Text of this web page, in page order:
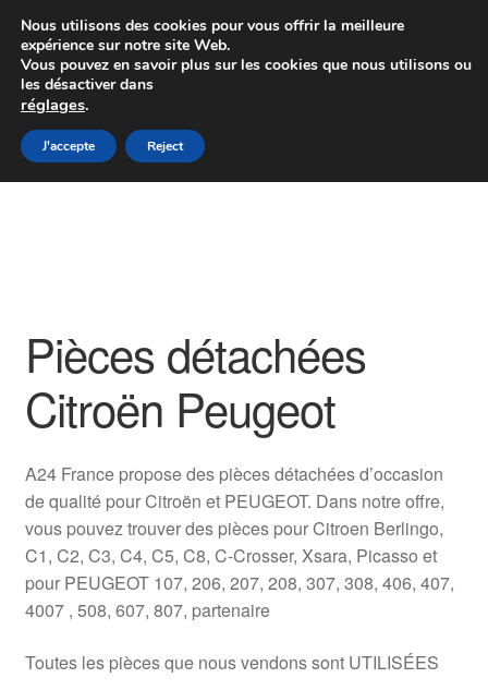
Colissimo livraison à partir de 7 EUR
Du lundi au vendredi de 9 h à 16 h
Aller
à
Aller
au
Contact
Livraison internationale
Mon compte
Paiements
Panier
Pièces détachées
Citroën Peugeot
A24 France propose des pièces détachées d’occasion
de qualité pour Citroën et PEUGEOT. Dans notre offre,
vous pouvez trouver des pièces pour Citroen Berlingo,
C1, C2, C3, C4, C5, C8, C-Crosser, Xsara, Picasso et
pour PEUGEOT 107, 206, 207, 208, 307, 308, 406, 407,
4007 , 508, 607, 807, partenaire
Toutes les pièces que nous vendons sont UTILISÉES
Nous utilisons des cookies pour vous offrir la meilleure
expérience sur notre site Web.
Vous pouvez en savoir plus sur les cookies que nous utilisons ou
les désactiver dans
réglages.
J'accepte Reject